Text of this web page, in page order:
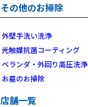
その他のお掃除
外壁手洗い洗浄
光触媒抗菌コーティング
ベランダ・外回り高圧洗浄
お墓のお掃除
店舗一覧